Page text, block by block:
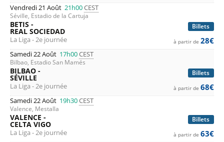
Vendredi 21 Août 21h00CEST
Séville, Estadio de la Cartuja
Billets
BETIS -
REAL SOCIEDAD
La Liga - 2e journée à partir de 28€
Samedi 22 Août 17h00CEST
Bilbao, Estadio San Mamés
Billets
BILBAO -
SÉVILLE
La Liga - 2e journée à partir de 68€
Samedi 22 Août 19h30CEST
Valence, Mestalla
Billets
VALENCE -
CELTA VIGO
La Liga - 2e journée à partir de 63€